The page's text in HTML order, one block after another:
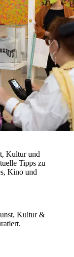
Kultur und
Tipps zu
Kino und
Kultur &